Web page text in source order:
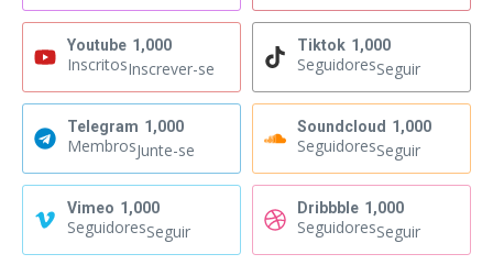
Youtube 1,000
InscritosInscrever-se
Tiktok 1,000
SeguidoresSeguir
Telegram 1,000
MembrosJunte-se
Soundcloud 1,000
SeguidoresSeguir
Vimeo 1,000
SeguidoresSeguir
Dribbble 1,000
SeguidoresSeguir